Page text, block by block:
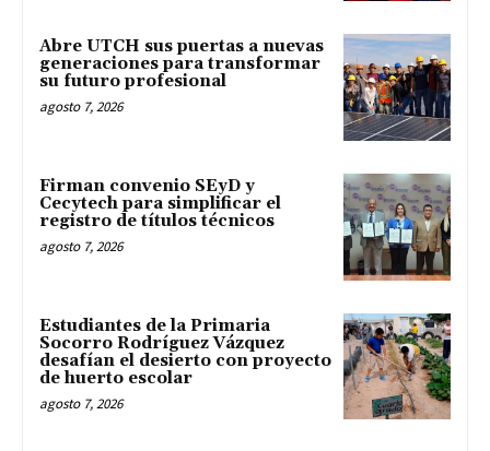
Abre UTCH sus puertas a nuevas
generaciones para transformar
su futuro profesional
agosto 7, 2026
Firman convenio SEyD y
Cecytech para simplificar el
registro de títulos técnicos
agosto 7, 2026
Estudiantes de la Primaria
Socorro Rodríguez Vázquez
desafían el desierto con proyecto
de huerto escolar
agosto 7, 2026